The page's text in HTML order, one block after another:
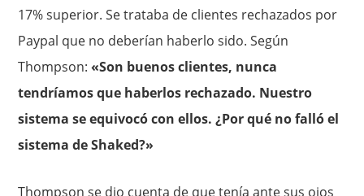
17% superior. Se trataba de clientes rechazados por
Paypal que no deberían haberlo sido. Según
Thompson:«Son buenos clientes, nunca
tendríamos que haberlos rechazado. Nuestro
sistema se equivocó con ellos. ¿Por qué no falló el
sistema de Shaked?»
Thompson se dio cuenta de que tenía ante sus ojos